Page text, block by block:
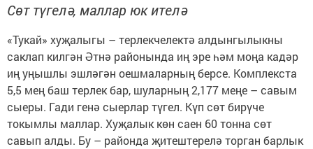
Сөт түгелә, маллар юк ителә
«Тукай» хуҗалыгы – терлекчелектә алдынгылыкны
саклап килгән Әтнә районында иң эре һәм моңа кадәр
иң уңышлы эшләгән оешмаларның берсе. Комплекста
5,5 мең баш терлек бар, шуларның 2,177 меңе – савым
сыеры. Гади генә сыерлар түгел. Күп сөт бирүче
токымлы маллар. Хуҗалык көн саен 60 тонна сөт
савып алды. Бу – районда җитештерелә торган барлык